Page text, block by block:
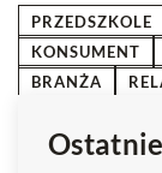
PRZEDSZKOLE
KONSUMENT
BRANŻA